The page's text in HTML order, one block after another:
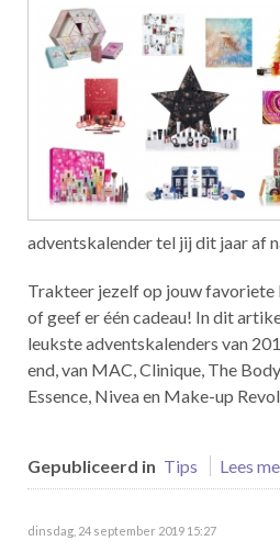
adventskalender tel jij dit jaar af
Trakteer jezelf op jouw favoriete
of geef er één cadeau! In dit
leukste adventskalenders van
end, van MAC, Clinique, The
Essence, Nivea en Make-up
Gepubliceerd in Tips Lees
dinsdag, 24 september 2019 15:27